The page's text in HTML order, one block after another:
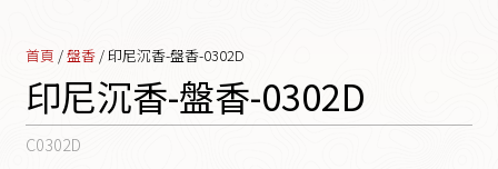
首頁 /盤香 / 印尼沉香-盤香-0302D
印尼沉香-盤香-0302D
C0302D